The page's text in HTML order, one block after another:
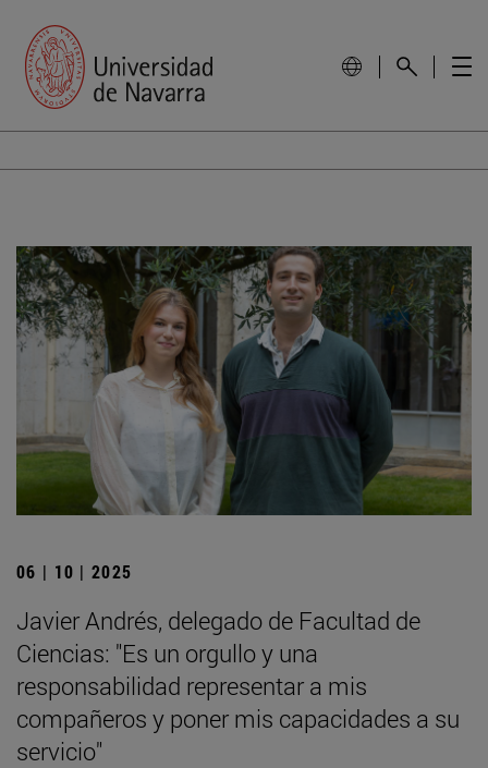
06 | 10 | 2025
Javier Andrés, delegado de Facultad de
Ciencias: "Es un orgullo y una
responsabilidad representar a mis
compañeros y poner mis capacidades a su
servicio"